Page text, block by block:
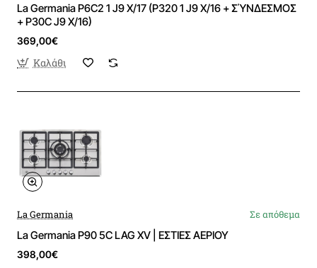
La Germania P6C2 1 J9 X/17 (P320 1 J9 X/16 + ΣΎΝΔΕΣΜΟΣ
+ P30C J9 X/16)
369,00€
Καλάθι
La Germania Σε απόθεμα
La Germania P90 5C LAG XV | ΕΣΤΙΕΣ ΑΕΡΙΟΥ
398,00€